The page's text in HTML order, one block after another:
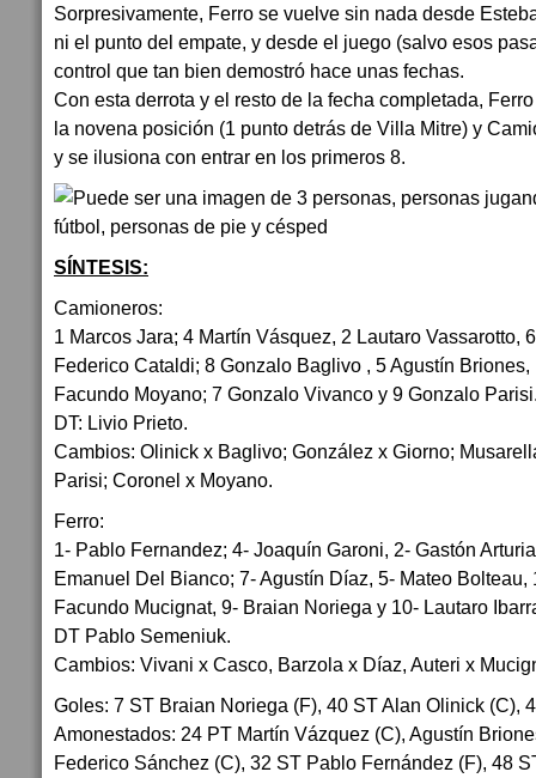
Sorpresivamente, Ferro se vuelve sin nada desde
ni el punto del empate, y desde el juego (salvo esos
control que tan bien demostró hace unas fechas.
Con esta derrota y el resto de la fecha completada,
la novena posición (1 punto detrás de Villa Mitre) y
y se ilusiona con entrar en los primeros 8.
SÍNTESIS:
Camioneros:
1 Marcos Jara; 4 Martín Vásquez, 2 Lautaro Vassarotto,
Federico Cataldi; 8 Gonzalo Baglivo , 5 Agustín
Facundo Moyano; 7 Gonzalo Vivanco y 9 Gonzalo
DT: Livio Prieto.
Cambios: Olinick x Baglivo; González x Giorno;
Parisi; Coronel x Moyano.
Ferro:
1- Pablo Fernandez; 4- Joaquín Garoni, 2- Gastón
Emanuel Del Bianco; 7- Agustín Díaz, 5- Mateo Bolteau,
Facundo Mucignat, 9- Braian Noriega y 10- Lautaro
DT Pablo Semeniuk.
Cambios: Vivani x Casco, Barzola x Díaz, Auteri x
Goles: 7 ST Braian Noriega (F), 40 ST Alan Olinick (C),
Amonestados: 24 PT Martín Vázquez (C), Agustín
Federico Sánchez (C), 32 ST Pablo Fernández (F), 48